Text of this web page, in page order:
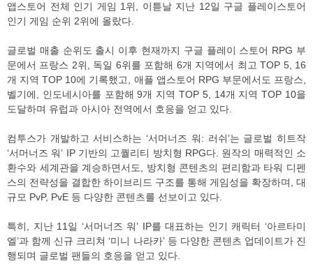
앱스토어 전체 인기 게임 1위, 이튿날 지난 12일 구글 플레이스토어
인기 게임 순위 2위에 올랐다.
글로벌 매출 순위도 출시 이후 현재까지 구글 플레이 스토어 RPG 부
문에서 프랑스 2위, 독일 6위를 포함해 6개 지역에서 최고 TOP 5, 16
개 지역 TOP 10에 기록했고, 애플 앱스토어 RPG 부문에서도 프랑스,
벨기에, 인도네시아를 포함해 9개 지역 TOP 5, 14개 지역 TOP 10을
도달하며 유럽과 아시아 전역에서 호응을 얻고 있다.
컴투스가 개발하고 서비스하는 ‘서머너즈 워: 러쉬’는 글로벌 히트작
‘서머너즈 워’ IP 기반의 고퀄리티 방치형 RPG다. 원작의 매력적인 소
환수와 세계관을 계승하면서도, 방치형 콘텐츠의 편리함과 타워 디펜
스의 전략성을 결합한 하이브리드 구조를 통해 게임성을 확장하며, 대
규모 PvP, PvE 등 다양한 콘텐츠를 선보이고 있다.
특히, 지난 11일 ‘서머너즈 워’ IP를 대표하는 인기 캐릭터 ‘아르타미
엘’과 함께 신규 크리쳐 ‘미니 나라카’ 등 다양한 콘텐츠 업데이트가 진
행되며 글로벌 팬들의 호응을 얻고 있다.